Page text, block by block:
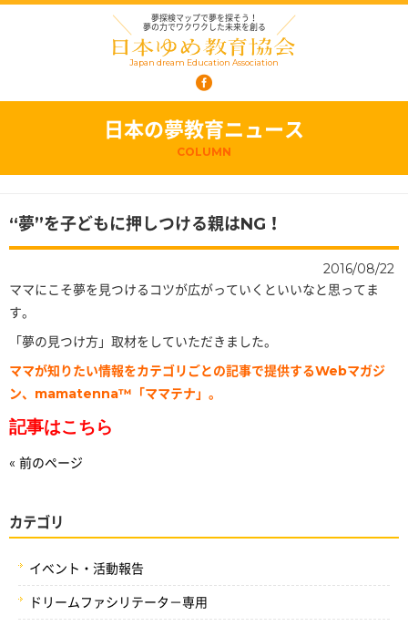
夢探検マップで夢を探そう！
夢の力でワクワクした未来を創る
Japan dream Education Association
日本の夢教育ニュース
COLUMN
“夢”を子どもに押しつける親はNG！
2016/08/22
ママにこそ夢を見つけるコツが広がっていくといいなと思ってま
す。
「夢の見つけ方」取材をしていただきました。
ママが知りたい情報をカテゴリごとの記事で提供するWebマガジ
ン、mamatenna™「ママテナ」。
記事はこちら
« 前のページ
カテゴリ
イベント・活動報告
ドリームファシリテータ－専用